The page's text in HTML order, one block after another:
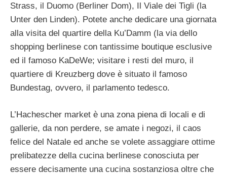
Strass, il Duomo (Berliner Dom), Il Viale dei Tigli (la
Unter den Linden). Potete anche dedicare una giornata
alla visita del quartire della Ku’Damm (la via dello
shopping berlinese con tantissime boutique esclusive
ed il famoso KaDeWe; visitare i resti del muro, il
quartiere di Kreuzberg dove è situato il famoso
Bundestag, ovvero, il parlamento tedesco.
L’Hachescher market è una zona piena di locali e di
gallerie, da non perdere, se amate i negozi, il caos
felice del Natale ed anche se volete assaggiare ottime
prelibatezze della cucina berlinese conosciuta per
essere decisamente una cucina sostanziosa oltre che